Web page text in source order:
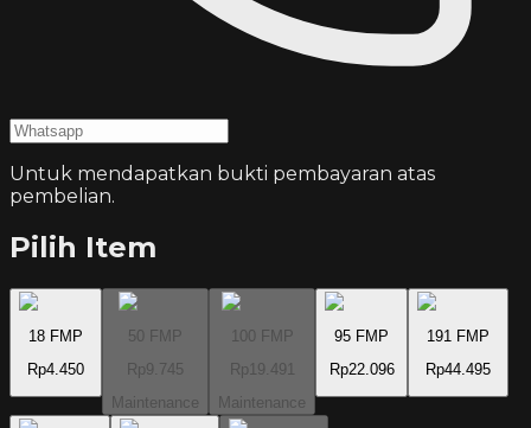
Untuk mendapatkan bukti pembayaran atas
pembelian.
Pilih Item
18 FMP
Rp4.450
50 FMP
Rp9.745
Maintenance
100 FMP
Rp19.491
Maintenance
95 FMP
Rp22.096
191 FMP
Rp44.495